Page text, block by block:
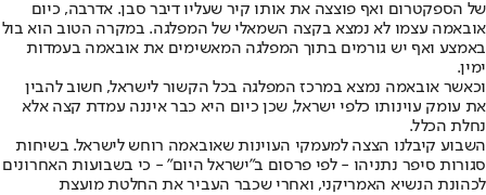
של הספקטרום ואף פוצצה את אותו קיר שעליו דיבר סבן. אדרבה, כיום
אובאמה עצמו לא נמצא בקצה השמאלי של המפלגה. במקרה הטוב הוא בול
באמצע ואף יש גורמים בתוך המפלגה המאשימים את אובאמה בעמדות
ימין.
וכאשר אובאמה נמצא במרכז המפלגה בכל הקשור לישראל, חשוב להבין
את עומק עוינותו כלפי ישראל, שכן כיום היא כבר איננה עמדת קצה אלא
נחלת הכלל.
השבוע קיבלנו הצצה למעמקי העוינות שאובאמה רוחש לישראל. בשיחות
סגורות סיפר נתניהו - לפי פרסום ב"ישראל היום" - כי בשבועות האחרונים
לכהונת הנשיא האמריקני, ואחרי שכבר העביר את החלטת מועצת